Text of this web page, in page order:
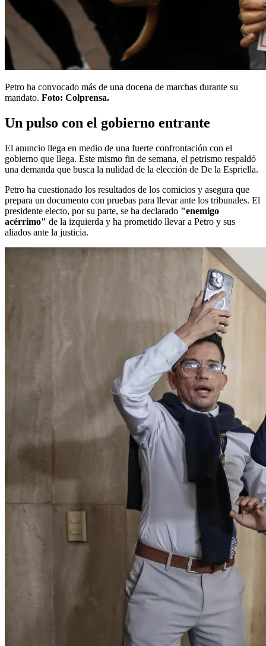
Petro ha convocado más de una docena de marchas durante su
mandato. Foto: Colprensa.
Un pulso con el gobierno entrante
El anuncio llega en medio de una fuerte confrontación con el
gobierno que llega. Este mismo fin de semana, el petrismo respaldó
una demanda que busca la nulidad de la elección de De la Espriella.
Petro ha cuestionado los resultados de los comicios y asegura que
prepara un documento con pruebas para llevar ante los tribunales. El
presidente electo, por su parte, se ha declarado "enemigo
acérrimo" de la izquierda y ha prometido llevar a Petro y sus
aliados ante la justicia.